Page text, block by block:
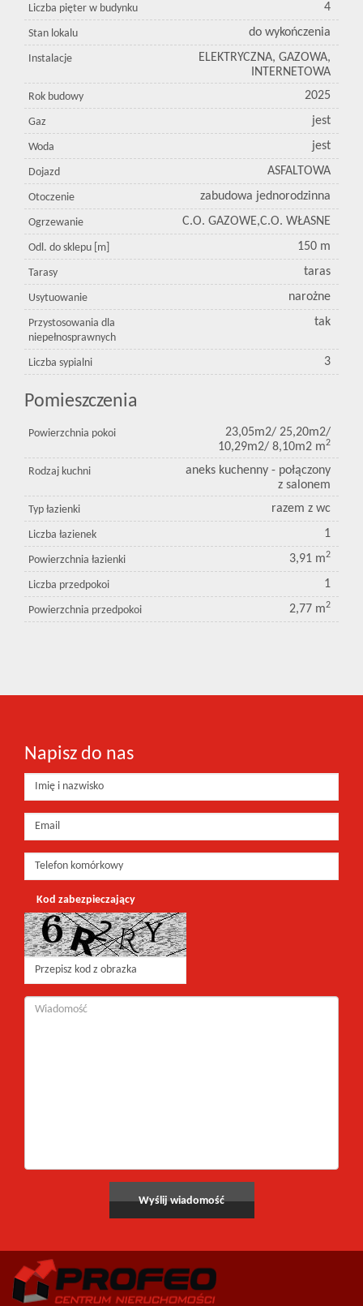
Liczba pięter w budynku 4
Stan lokalu do wykończenia
Instalacje
ELEKTRYCZNA, GAZOWA,
INTERNETOWA
Rok budowy 2025
Gaz jest
Woda jest
Dojazd ASFALTOWA
Otoczenie zabudowa jednorodzinna
Ogrzewanie C.O. GAZOWE,C.O. WŁASNE
Odl. do sklepu [m] 150 m
Tarasy taras
Usytuowanie narożne
Przystosowania dla
niepełnosprawnych
tak
Liczba sypialni 3
Pomieszczenia
Powierzchnia pokoi
23,05m2/ 25,20m2/
10,29m2/ 8,10m2 m2
Rodzaj kuchni
aneks kuchenny - połączony
z salonem
Typ łazienki razem z wc
Liczba łazienek 1
Powierzchnia łazienki 3,91 m2
Liczba przedpokoi 1
Powierzchnia przedpokoi 2,77 m2
Napisz do nas
Kod zabezpieczający